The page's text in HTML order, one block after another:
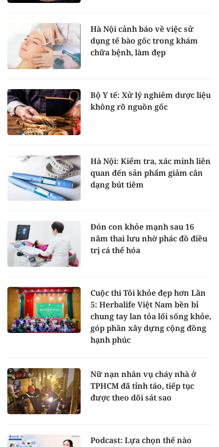
Hà Nội cảnh báo về việc sử
dụng tế bào gốc trong khám
chữa bệnh, làm đẹp
Bộ Y tế: Xử lý nghiêm dược liệu
không rõ nguồn gốc
Hà Nội: Kiểm tra, xác minh liên
quan đến sản phẩm giảm cân
dạng bút tiêm
Đón con khỏe mạnh sau 16
năm thai lưu nhờ phác đồ điều
trị cá thể hóa
Cuộc thi Tôi khỏe đẹp hơn Lần
5: Herbalife Việt Nam bền bỉ
chung tay lan tỏa lối sống khỏe,
góp phần xây dựng cộng đồng
hạnh phúc
Nữ nạn nhân vụ cháy nhà ở
TPHCM đã tỉnh táo, tiếp tục
được theo dõi sát sao
Podcast: Lựa chọn thế nào